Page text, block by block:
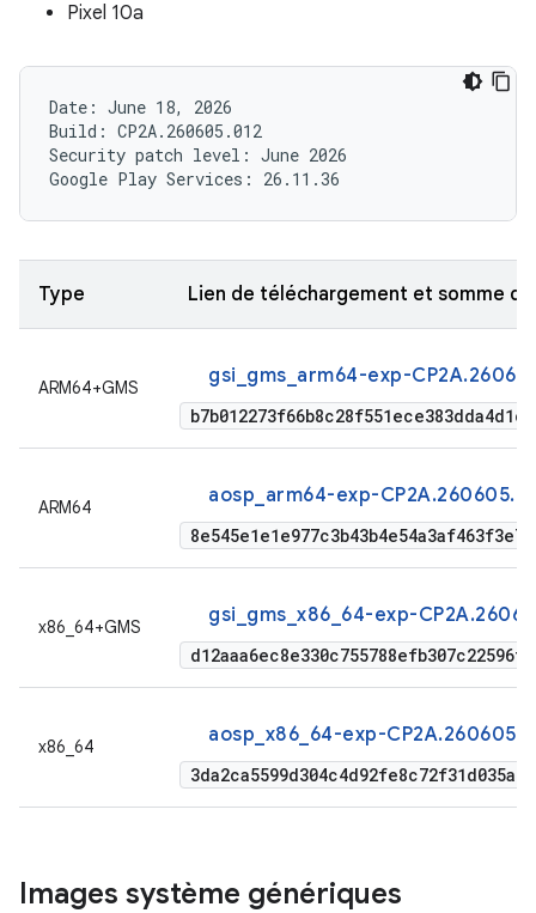
Pixel 10a
Date: June 18, 2026
Build: CP2A.260605.012
Security patch level: June 2026
Type Lien de téléchargement et somme
ARM64+GMS gsi_gms_arm64-exp-
ARM64 aosp_arm64-exp-
x86_64+GMS gsi_gms_x86_64-exp-
x86_64 aosp_x86_64-exp-
Images système génériques